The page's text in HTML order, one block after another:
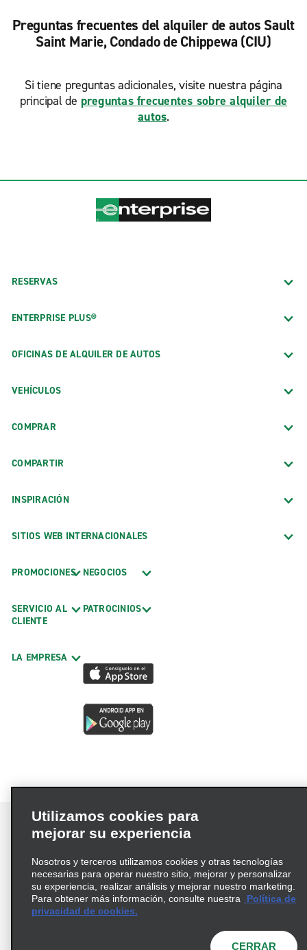
Preguntas frecuentes del alquiler de autos Sault
Saint Marie, Condado de Chippewa (CIU)
Si tiene preguntas adicionales, visite nuestra página
principal de preguntas frecuentes sobre alquiler de
autos.
RESERVAS
ENTERPRISE PLUS®
OFICINAS DE ALQUILER DE AUTOS
VEHÍCULOS
COMPRAR
COMPARTIR
INSPIRACIÓN
SITIOS WEB INTERNACIONALES
PROMOCIONES
SERVICIO AL
CLIENTE
LA EMPRESA
NEGOCIOS
PATROCINIOS
Términos de uso
Política de privacidad
Política de cookies
Información de Salud del Consumidor
© 2026 Enterprise Holdings, Inc. Todos los derechos
Utilizamos cookies para
mejorar su experiencia
Nosotros y terceros utilizamos cookies y otras tecnologías
necesarias para operar nuestro sitio, mejorar y personalizar
su experiencia, realizar análisis y mejorar nuestro marketing.
Para obtener más información, consulte nuestra
Política de
privacidad de cookies.
CERRAR